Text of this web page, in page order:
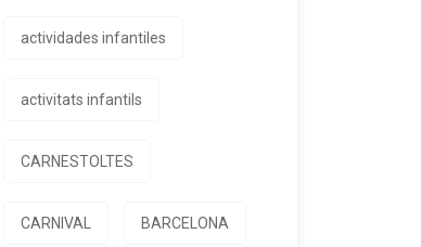
actividades infantiles
activitats infantils
CARNESTOLTES
CARNIVAL BARCELONA